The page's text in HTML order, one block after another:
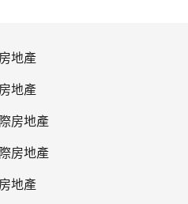
地產
地產
房地產
房地產
地產